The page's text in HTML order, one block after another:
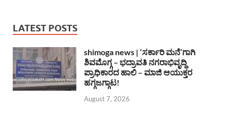
LATEST POSTS
shimoga news | ‘ಸರ್ಕಾರಿ ಮನೆ’ಗಾಗಿ
ಶಿವಮೊಗ್ಗ – ಭದ್ರಾವತಿ ನಗರಾಭಿವೃದ್ದಿ
ಪ್ರಾಧಿಕಾರದ ಹಾಲಿ – ಮಾಜಿ ಆಯುಕ್ತರ
ಹಗ್ಗಜಗ್ಗಾಟ!
August 7, 2026